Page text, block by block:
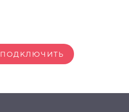
ПОДКЛЮЧИТЬ